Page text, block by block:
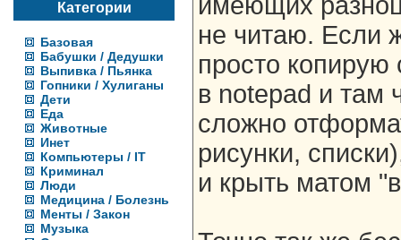
Категории
Базовая
Бабушки / Дедушки
Выпивка / Пьянка
Гопники / Хулиганы
Дети
Еда
Животные
Инет
Компьютеры / IT
Криминал
Люди
Медицина / Болезнь
Менты / Закон
Музыка
не читаю. Если
просто
в notepad и там
сложно
рисунки,
и крыть матом